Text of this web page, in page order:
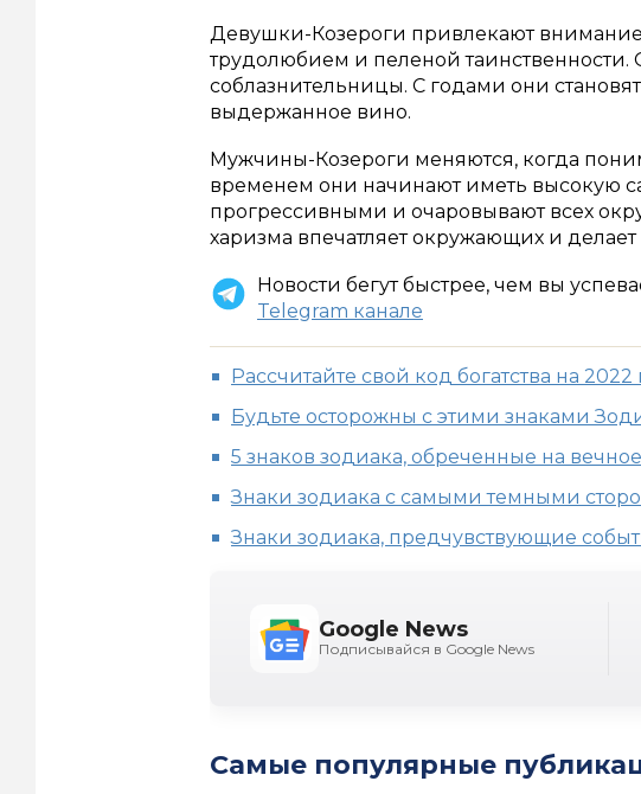
Девушки-Козероги привлекают
трудолюбием и пеленой таинственности.
соблазнительницы. С годами они
выдержанное вино.
Мужчины-Козероги меняются, когда
временем они начинают иметь высокую
прогрессивными и очаровывают всех
харизма впечатляет окружающих и
Новости бегут быстрее, чем вы
Telegram канале
Рассчитайте свой код богатства на 2022
Будьте осторожны с этими знаками
5 знаков зодиака, обреченные на
Знаки зодиака с самыми темными
Знаки зодиака, предчувствующие
Google News
Подписывайся в Google News
Самые популярные